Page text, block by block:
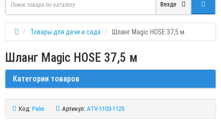
Везде
Товары для дачи и сада Шланг Magic HOSE 37,5 м
Шланг Magic HOSE 37,5 м
Категории товаров
Код: Palm Артикул: ATV-1103-1125